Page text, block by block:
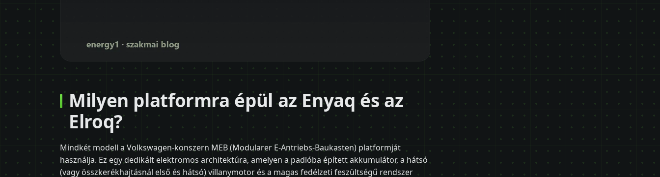
Milyen platformra épül az Enyaq és az
Elroq?
Mindkét modell a Volkswagen-konszern MEB (Modularer E-Antriebs-Baukasten) platformját
használja. Ez egy dedikált elektromos architektúra, amelyen a padlóba épített akkumulátor, a hátsó
(vagy összkerékhajtásnál első és hátsó) villanymotor és a magas fedélzeti feszültségű rendszer